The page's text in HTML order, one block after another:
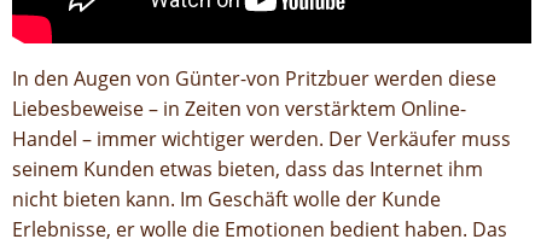
In den Augen von Günter-von Pritzbuer werden diese
Liebesbeweise – in Zeiten von verstärktem Online-
Handel – immer wichtiger werden. Der Verkäufer muss
seinem Kunden etwas bieten, dass das Internet ihm
nicht bieten kann. Im Geschäft wolle der Kunde
Erlebnisse, er wolle die Emotionen bedient haben. Das